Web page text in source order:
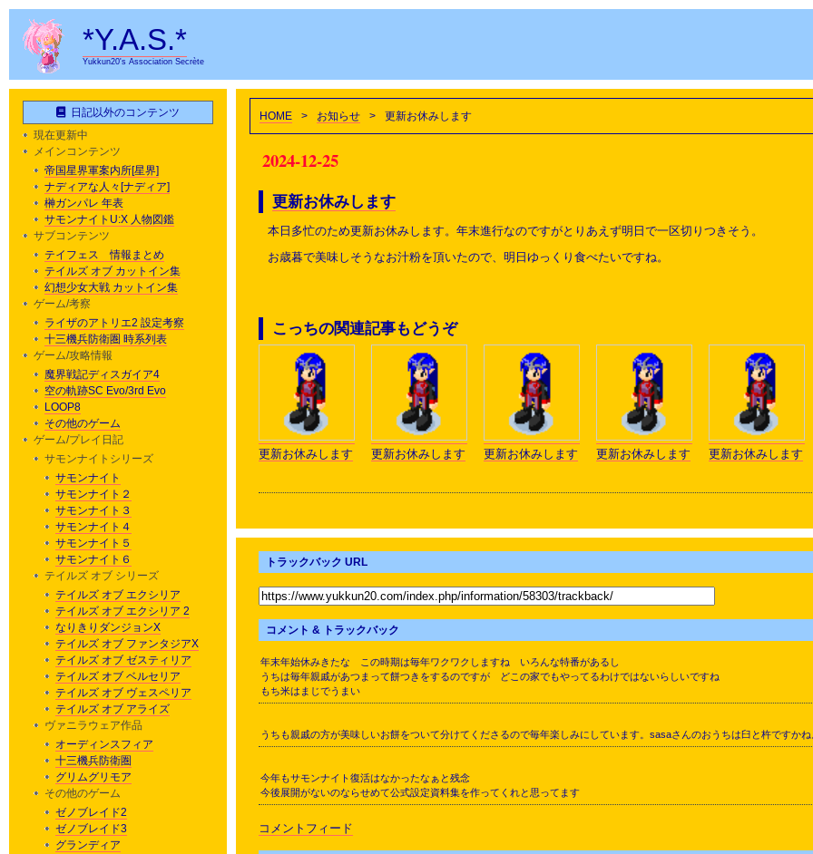
*Y.A.S.*
Yukkun20's Association Secrète
HOME > お知らせ > 更新お休みします
2024-12-25
更新お休みします
本日多忙のため更新お休みします。年末進行なのですがとりあえず明日で一区切りつきそう。
お歳暮で美味しそうなお汁粉を頂いたので、明日ゆっくり食べたいですね。
こっちの関連記事もどうぞ
更新お休みします 更新お休みします 更新お休みします 更新お休みします 更新お休みします
トラックバック URL
コメント & トラックバック
年末年始休みきたな この時期は毎年ワクワクしますね いろんな特番があるし
うちは毎年親戚があつまって餅つきをするのですが どこの家でもやってるわけではないらしいですね
もち米はまじでうまい
うちも親戚の方が美味しいお餅をついて分けてくださるので毎年楽しみにしています。sasaさんのおうちは臼と杵ですかね
今年もサモンナイト復活はなかったなぁと残念
今後展開がないのならせめて公式設定資料集を作ってくれと思ってます
コメントフィード
日記以外のコンテンツ
現在更新中
メインコンテンツ
帝国星界軍案内所[星界]
ナディアな人々[ナディア]
榊ガンパレ 年表
サモンナイトU:X 人物図鑑
サブコンテンツ
テイフェス 情報まとめ
テイルズ オブ カットイン集
幻想少女大戦 カットイン集
ゲーム/考察
ライザのアトリエ2 設定考察
十三機兵防衛圏 時系列表
ゲーム/攻略情報
魔界戦記ディスガイア4
空の軌跡SC Evo/3rd Evo
LOOP8
その他のゲーム
ゲーム/プレイ日記
サモンナイトシリーズ
サモンナイト
サモンナイト２
サモンナイト３
サモンナイト４
サモンナイト５
サモンナイト６
テイルズ オブ シリーズ
テイルズ オブ エクシリア
テイルズ オブ エクシリア 2
なりきりダンジョンX
テイルズ オブ ファンタジアX
テイルズ オブ ゼスティリア
テイルズ オブ ベルセリア
テイルズ オブ ヴェスペリア
テイルズ オブ アライズ
ヴァニラウェア作品
オーディンスフィア
十三機兵防衛圏
グリムグリモア
その他のゲーム
ゼノブレイド2
ゼノブレイド3
グランディア